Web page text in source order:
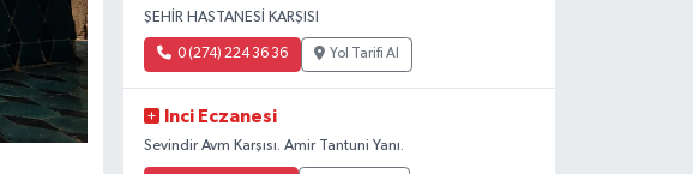
ŞEHİR HASTANESİ KARŞISI
0 (274) 224 36 36 Yol Tarifi Al
Inci Eczanesi
Sevindir Avm Karşısı. Amir Tantuni Yanı.